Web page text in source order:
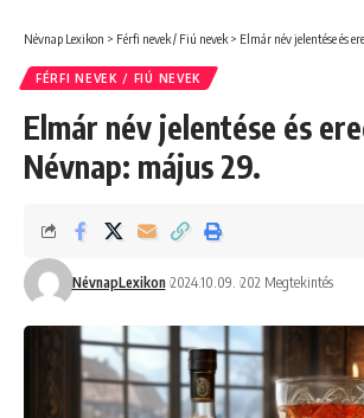
Névnap Lexikon > Férfi nevek / Fiú nevek > Elmár név jelentése és
FÉRFI NEVEK / FIÚ NEVEK
Elmár név jelentése és
Névnap: május 29.
NévnapLexikon 2024.10.09. 202 Megtekintés